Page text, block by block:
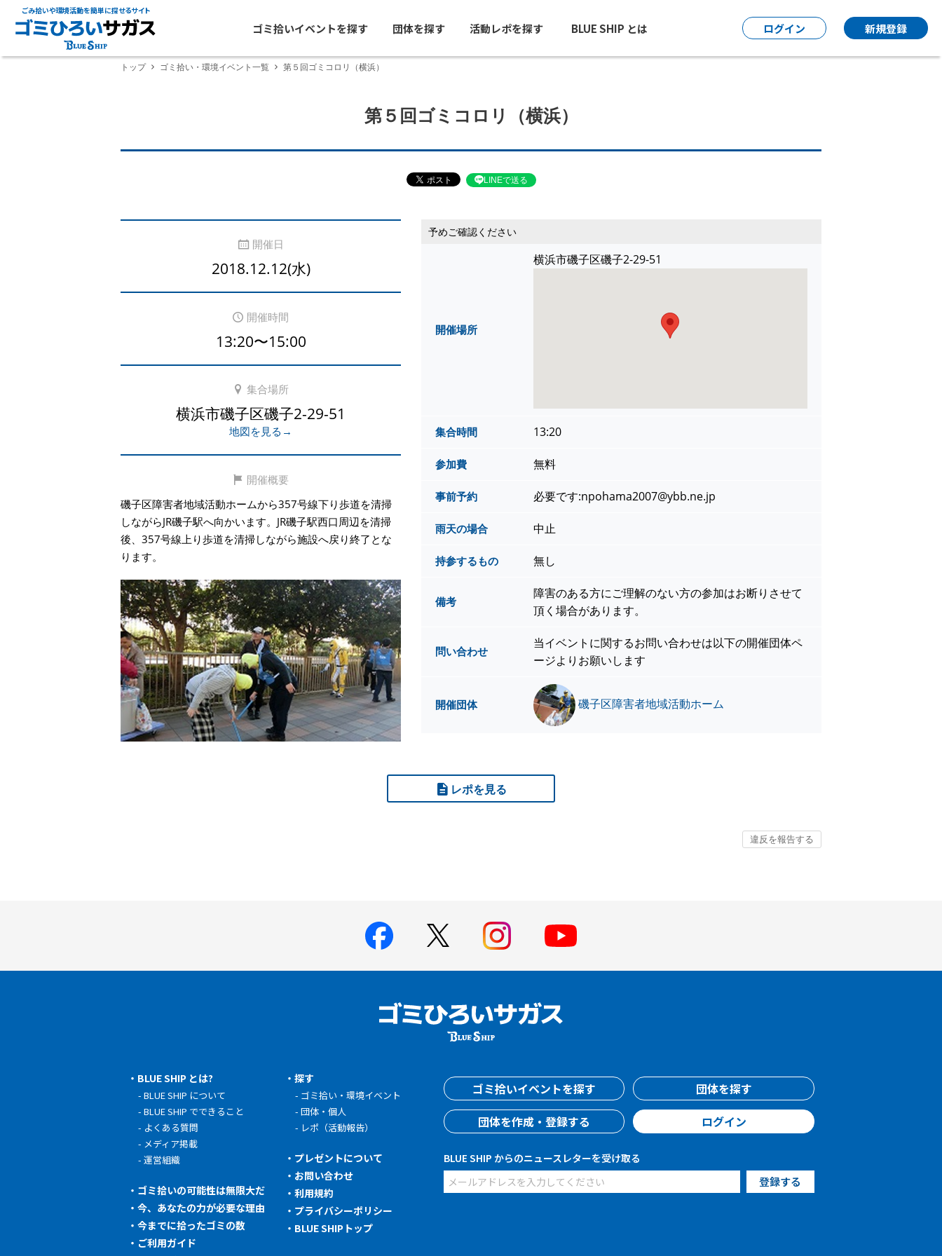
ごみ拾いや環境活動を簡単に探せるサイト
ゴミ拾いイベントを探す 団体を探す 活動レポを探す BLUE SHIP とは ログイン 新規登録
トップ ゴミ拾い・環境イベント一覧 第５回ゴミコロリ（横浜）
第５回ゴミコロリ（横浜）
LINEで送る
開催日
2018.12.12(水)
開催時間
13:20〜15:00
集合場所
横浜市磯子区磯子2-29-51
地図を見る→
開催概要
磯子区障害者地域活動ホームから357号線下り歩道を清掃
しながらJR磯子駅へ向かいます。JR磯子駅西口周辺を清掃
後、357号線上り歩道を清掃しながら施設へ戻り終了とな
ります。
予めご確認ください
開催場所
横浜市磯子区磯子2-29-51
集合時間 13:20
参加費 無料
事前予約 必要です:npohama2007@ybb.ne.jp
雨天の場合 中止
持参するもの 無し
備考
障害のある方にご理解のない方の参加はお断りさせて
頂く場合があります。
問い合わせ
当イベントに関するお問い合わせは以下の開催団体ペ
ージよりお願いします
開催団体 磯子区障害者地域活動ホーム
レポを見る
BLUE SHIP とは?
BLUE SHIP について
BLUE SHIP でできること
よくある質問
メディア掲載
運営組織
ゴミ拾いの可能性は無限大だ
今、あなたの力が必要な理由
今までに拾ったゴミの数
ご利用ガイド
探す
ゴミ拾い・環境イベント
団体・個人
レポ（活動報告）
プレゼントについて
お問い合わせ
利用規約
プライバシーポリシー
BLUE SHIPトップ
ゴミ拾いイベントを探す
団体を探す
団体を作成・登録する
ログイン
BLUE SHIP からのニュースレターを受け取る